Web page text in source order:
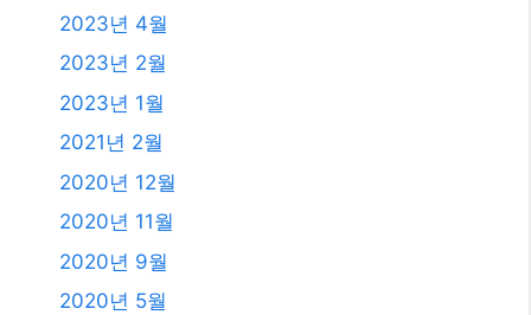
2023년 4월
2023년 2월
2023년 1월
2021년 2월
2020년 12월
2020년 11월
2020년 9월
2020년 5월